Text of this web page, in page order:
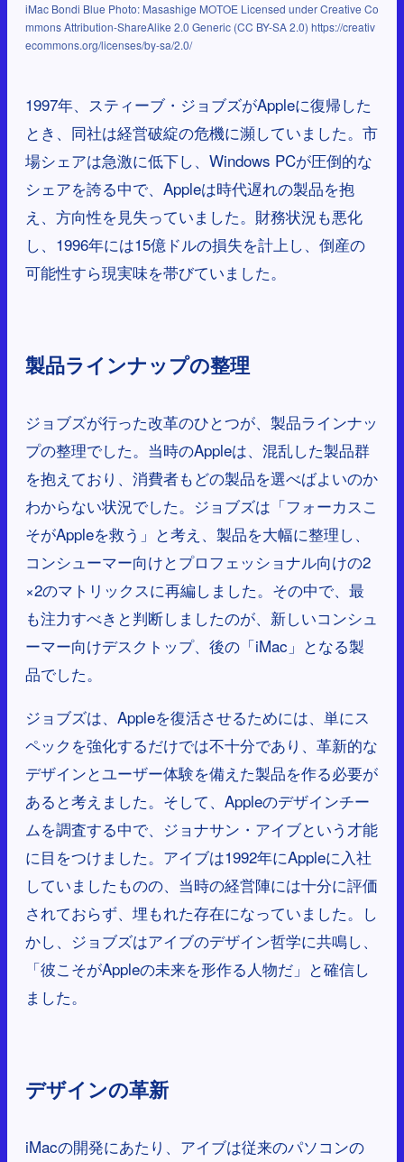
iMac Bondi Blue Photo: Masashige MOTOE Licensed under Creative Co
mmons Attribution-ShareAlike 2.0 Generic (CC BY-SA 2.0) https://creativ
ecommons.org/licenses/by-sa/2.0/
1997年、スティーブ・ジョブズがAppleに復帰した
とき、同社は経営破綻の危機に瀕していました。市
場シェアは急激に低下し、Windows PCが圧倒的な
シェアを誇る中で、Appleは時代遅れの製品を抱
え、方向性を見失っていました。財務状況も悪化
し、1996年には15億ドルの損失を計上し、倒産の
可能性すら現実味を帯びていました。
製品ラインナップの整理
ジョブズが行った改革のひとつが、製品ラインナッ
プの整理でした。当時のAppleは、混乱した製品群
を抱えており、消費者もどの製品を選べばよいのか
わからない状況でした。ジョブズは「フォーカスこ
そがAppleを救う」と考え、製品を大幅に整理し、
コンシューマー向けとプロフェッショナル向けの2
×2のマトリックスに再編しました。その中で、最
も注力すべきと判断しましたのが、新しいコンシュ
ーマー向けデスクトップ、後の「iMac」となる製
品でした。
ジョブズは、Appleを復活させるためには、単にス
ペックを強化するだけでは不十分であり、革新的な
デザインとユーザー体験を備えた製品を作る必要が
あると考えました。そして、Appleのデザインチー
ムを調査する中で、ジョナサン・アイブという才能
に目をつけました。アイブは1992年にAppleに入社
していましたものの、当時の経営陣には十分に評価
されておらず、埋もれた存在になっていました。し
かし、ジョブズはアイブのデザイン哲学に共鳴し、
「彼こそがAppleの未来を形作る人物だ」と確信し
ました。
デザインの革新
iMacの開発にあたり、アイブは従来のパソコンの